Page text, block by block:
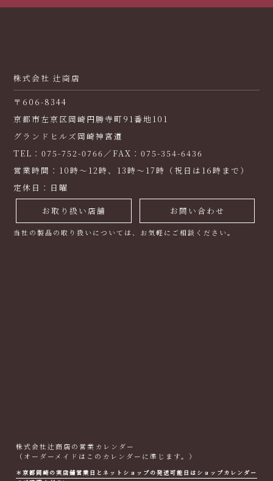
株式会社 辻商店
〒606-8344
京都市左京区岡崎円勝寺町91番地101
グランドヒルズ岡崎神宮道
TEL：075-752-0766／FAX：075-354-6436
営業時間：10時～12時、13時～17時（祝日は16時まで）
定休日：日曜
お取り扱い店舗 お問い合わせ
当社の製品の取り扱いについては、お気軽にご相談ください。
株式会社辻商店の営業カレンダー
（オーダーメイドはこのカレンダーに準じます。）
＊京都岡崎の実店舗営業日とネットショップの発送可能日はショップカレンダー